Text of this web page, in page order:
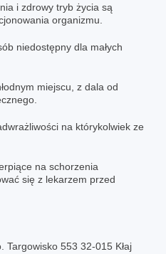
i zdrowy tryb życia są
organizmu.
niedostępny dla małych
miejscu, z dala od
na którykolwiek ze
na schorzenia
się z lekarzem przed
Targowisko 553 32-015 Kłaj